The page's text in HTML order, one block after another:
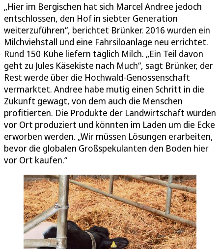
„Hier im Bergischen hat sich Marcel Andree jedoch
entschlossen, den Hof in siebter Generation
weiterzuführen“, berichtet Brünker. 2016 wurden ein
Milchviehstall und eine Fahrsiloanlage neu errichtet.
Rund 150 Kühe liefern täglich Milch. „Ein Teil davon
geht zu Jules Käsekiste nach Much“, sagt Brünker, der
Rest werde über die Hochwald-Genossenschaft
vermarktet. Andree habe mutig einen Schritt in die
Zukunft gewagt, von dem auch die Menschen
profitierten. Die Produkte der Landwirtschaft würden
vor Ort produziert und könnten im Laden um die Ecke
erworben werden. „Wir müssen Lösungen erarbeiten,
bevor die globalen Großspekulanten den Boden hier
vor Ort kaufen.“